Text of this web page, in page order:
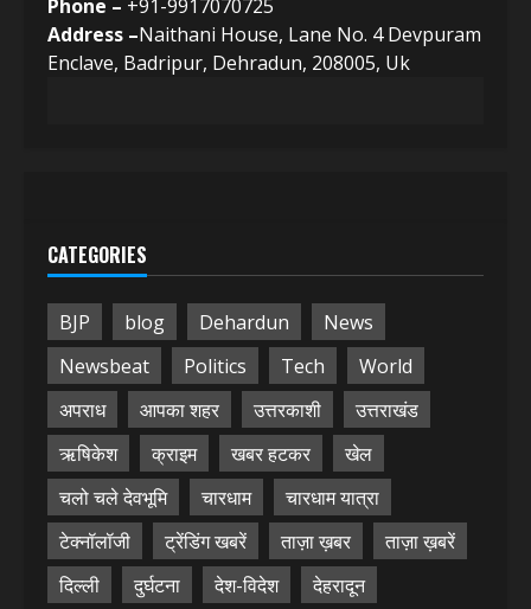
Phone – +91-9917070725
Address –Naithani House, Lane No. 4 Devpuram
Enclave, Badripur, Dehradun, 208005, Uk
CATEGORIES
BJP blog Dehardun
News
Newsbeat
Politics Tech
World
अपराध
आपका शहर उत्तरकाशी
उत्तराखंड
ऋषिकेश
क्राइम खबर हटकर
खेल
चलो चले देवभूमि
चारधाम
चारधाम यात्रा
टेक्नॉलॉजी
ट्रेंडिंग खबरें ताज़ा ख़बर
ताज़ा ख़बरें
दिल्ली
दुर्घटना देश-विदेश
देहरादून